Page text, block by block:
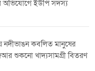
সুন্দর ও পরিচ্ছন্ন জেলায় পরিণত
ডিসি লেকের সৌন্দর্য ও
পরিচালনার ওপর গুরুত্বারোপ
আহ্বান জানান।কর্মসূচিতে
প্রতিনিধি স্বেচ্ছাসেবী
নেন।
অভিযোগে ইউপি সদস্য
নদীভাঙন কবলিত মানুষের
শুকনো খাদ্যসামগ্রী বিতরণ